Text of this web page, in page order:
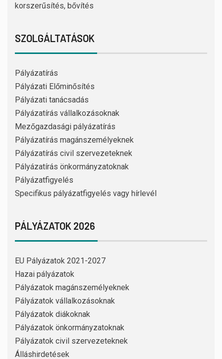
korszerűsítés, bővítés
SZOLGÁLTATÁSOK
Pályázatírás
Pályázati Előminősítés
Pályázati tanácsadás
Pályázatírás vállalkozásoknak
Mezőgazdasági pályázatírás
Pályázatírás magánszemélyeknek
Pályázatírás civil szervezeteknek
Pályázatírás önkormányzatoknak
Pályázatfigyelés
Specifikus pályázatfigyelés vagy hírlevél
PÁLYÁZATOK 2026
EU Pályázatok 2021-2027
Hazai pályázatok
Pályázatok magánszemélyeknek
Pályázatok vállalkozásoknak
Pályázatok diákoknak
Pályázatok önkormányzatoknak
Pályázatok civil szervezeteknek
Álláshirdetések